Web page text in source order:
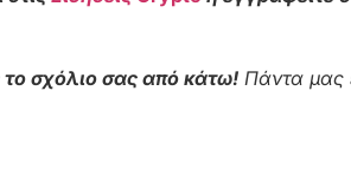
σχόλιο σας από κάτω! Πάντα μας